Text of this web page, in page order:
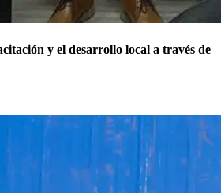
y el desarrollo local a través de